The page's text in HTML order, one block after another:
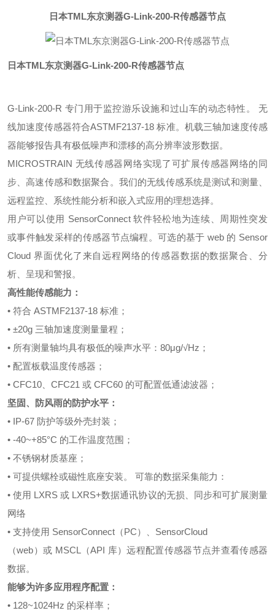
日本TML东京测器G-Link-200-R传感器节点
日本TML东京测器G-Link-200-R传感器节点
G-Link-200-R 专门用于监控游乐设施和过山车的动态特性。 无
线加速度传感器符合ASTMF2137-18 标准。机载三轴加速度传感
器能够报告具有极低噪声和漂移的高分辨率波形数据。
MICROSTRAIN 无线传感器网络实现了可扩展传感器网络的同
步、高速传感和数据聚合。我们的无线传感系统是测试和测量、
远程监控、系统性能分析和嵌入式应用的理想选择。
用户可以使用 SensorConnect 软件轻松地为连续、周期性突发
或事件触发采样的传感器节点编程。可选的基于 web 的 Sensor
Cloud 界面优化了来自远程网络的传感器数据的数据聚合、分
析、呈现和警报。
高性能传感能力：
• 符合 ASTMF2137-18 标准；
• ±20g 三轴加速度测量量程；
• 所有测量轴均具有极低的噪声水平：80μg/√Hz；
• 配置板载温度传感器；
• CFC10、CFC21 或 CFC60 的可配置低通滤波器；
坚固、防风雨的防护水平：
• IP-67 防护等级外壳封装；
• -40~+85°C 的工作温度范围；
• 不锈钢材质基座；
• 可提供螺栓或磁性底座安装。 可靠的数据采集能力：
• 使用 LXRS 或 LXRS+数据通讯协议的无损、同步和可扩展测量
网络
• 支持使用 SensorConnect（PC）、SensorCloud
（web）或 MSCL（API 库）远程配置传感器节点并查看传感器
数据。
能够为许多应用程序配置：
• 128~1024Hz 的采样率；